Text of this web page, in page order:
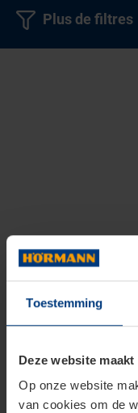
Toestemming
Deze website
Op onze website
van cookies om de
Plus de filtres